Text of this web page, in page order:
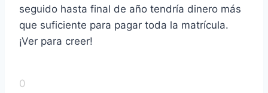
seguido hasta final de año tendría dinero más
que suficiente para pagar toda la matrícula.
¡Ver para creer!
0